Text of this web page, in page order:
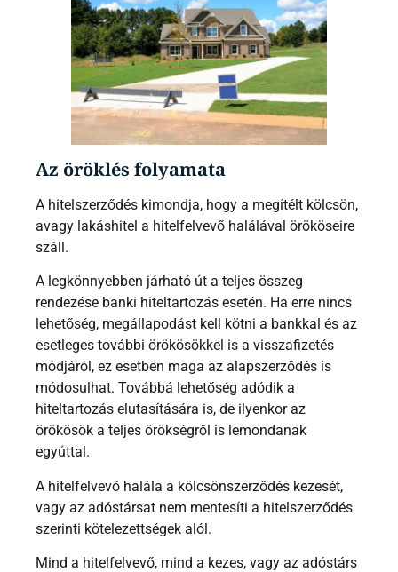
Az öröklés folyamata
A hitelszerződés kimondja, hogy a megítélt kölcsön,
avagy lakáshitel a hitelfelvevő halálával örököseire
száll.
A legkönnyebben járható út a teljes összeg
rendezése banki hiteltartozás esetén. Ha erre nincs
lehetőség, megállapodást kell kötni a bankkal és az
esetleges további örökösökkel is a visszafizetés
módjáról, ez esetben maga az alapszerződés is
módosulhat. Továbbá lehetőség adódik a
hiteltartozás elutasítására is, de ilyenkor az
örökösök a teljes örökségről is lemondanak
egyúttal.
A hitelfelvevő halála a kölcsönszerződés kezesét,
vagy az adóstársat nem mentesíti a hitelszerződés
szerinti kötelezettségek alól.
Mind a hitelfelvevő, mind a kezes, vagy az adóstárs